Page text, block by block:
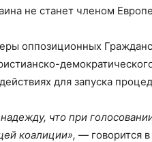
не станет членом
оппозиционных
для запуска
что при
коалиции», — говорится